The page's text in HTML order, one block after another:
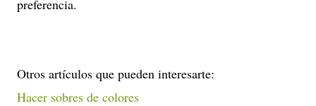
preferencia.
Otros artículos que pueden interesarte:
Hacer sobres de colores